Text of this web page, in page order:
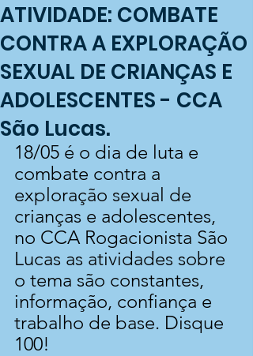
ATIVIDADE: COMBATE
CONTRA A EXPLORAÇÃO
SEXUAL DE CRIANÇAS E
ADOLESCENTES - CCA
São Lucas.
18/05 é o dia de luta e
combate contra a
exploração sexual de
crianças e adolescentes,
no CCA Rogacionista São
Lucas as atividades sobre
o tema são constantes,
informação, confiança e
trabalho de base. Disque
100!